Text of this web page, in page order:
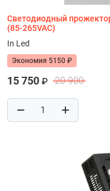
Светодиодный
(85-265VAC)
In Led
Экономия 5150 ₽
15 750 ₽ 20 900